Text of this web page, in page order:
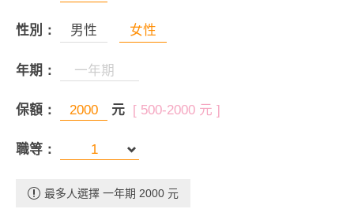
性別： 男性 女性
年期：
保額： 元 [ 500-2000 元 ]
職等：
最多人選擇 一年期 2000 元